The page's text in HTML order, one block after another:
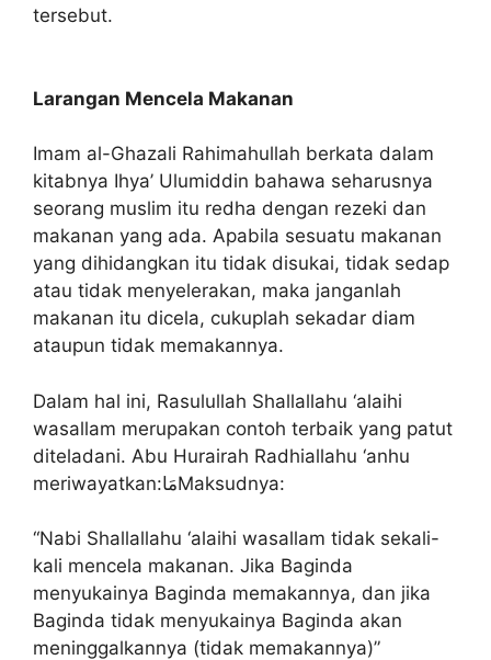
tersebut.
Larangan Mencela Makanan
Imam al-Ghazali Rahimahullah berkata dalam
kitabnya Ihya’ Ulumiddin bahawa seharusnya
seorang muslim itu redha dengan rezeki dan
makanan yang ada. Apabila sesuatu makanan
yang dihidangkan itu tidak disukai, tidak sedap
atau tidak menyelerakan, maka janganlah
makanan itu dicela, cukuplah sekadar diam
ataupun tidak memakannya.
Dalam hal ini, Rasulullah Shallallahu ‘alaihi
wasallam merupakan contoh terbaik yang patut
diteladani. Abu Hurairah Radhiallahu ‘anhu
meriwayatkan:ﻣَﺎMaksudnya:
“Nabi Shallallahu ‘alaihi wasallam tidak sekali-
kali mencela makanan. Jika Baginda
menyukainya Baginda memakannya, dan jika
Baginda tidak menyukainya Baginda akan
meninggalkannya (tidak memakannya)”